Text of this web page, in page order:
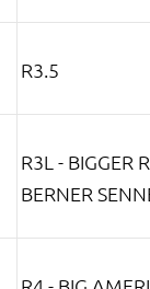
R3.5
R3L - BIGGER
BERNER